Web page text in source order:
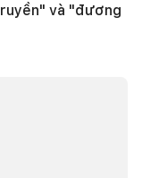
và "đương